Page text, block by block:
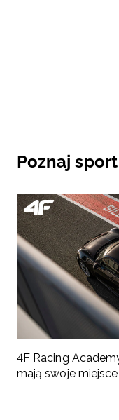
Poznaj
4F Racing
mają swoje